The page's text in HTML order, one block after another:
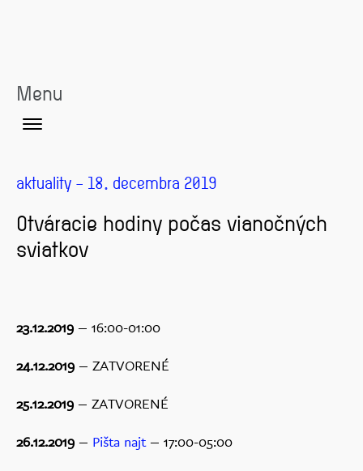
Menu
aktuality – 18. decembra 2019
Otváracie hodiny počas vianočných
sviatkov
23.12.2019 – 16:00-01:00
24.12.2019 – ZATVORENÉ
25.12.2019 – ZATVORENÉ
26.12.2019 – Pišta najt– 17:00-05:00